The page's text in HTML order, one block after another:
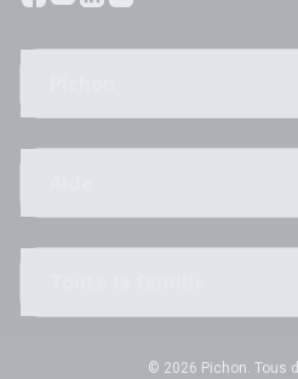
© 2026 Pichon. Tous